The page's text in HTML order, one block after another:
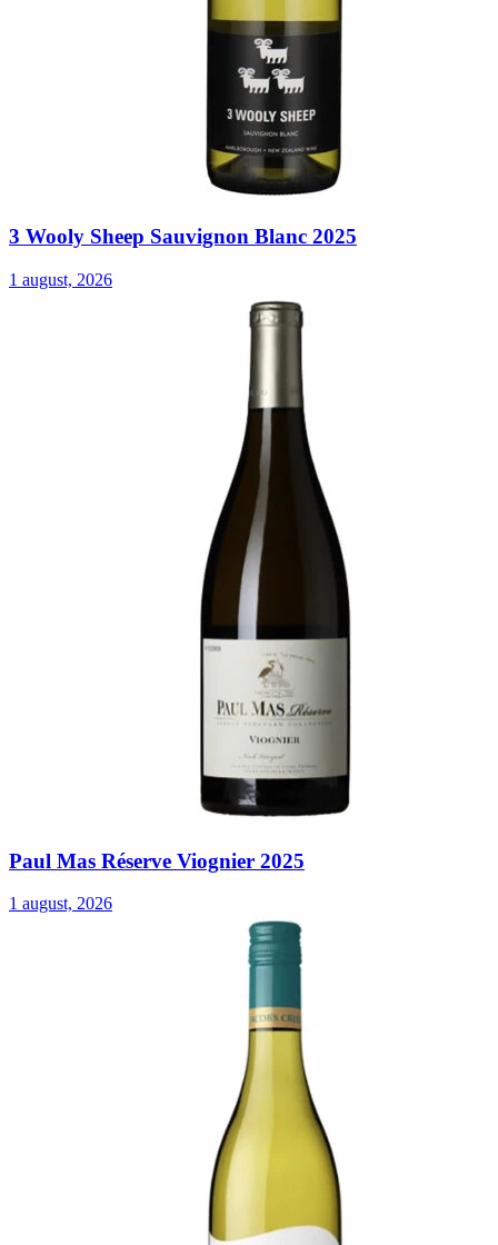
3 Wooly Sheep Sauvignon Blanc 2025
1 august, 2026
Paul Mas Réserve Viognier 2025
1 august, 2026